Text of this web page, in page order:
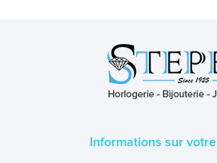
Informations sur